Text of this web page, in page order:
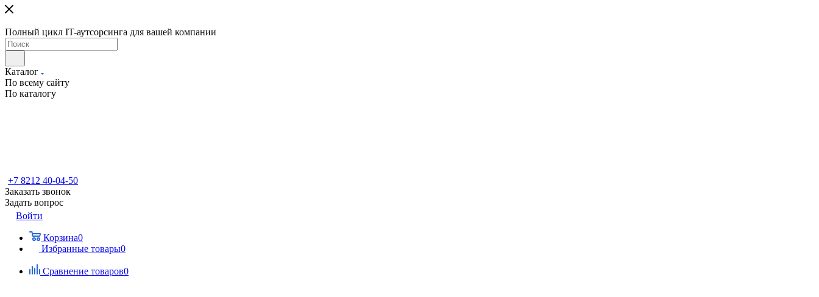
Полный цикл IT-аутсорсинга для вашей компании
Каталог
По всему сайту
По каталогу
+7 8212 40-04-50
Заказать звонок
Задать вопрос
Войти
Корзина0
Избранные товары0
Сравнение товаров0